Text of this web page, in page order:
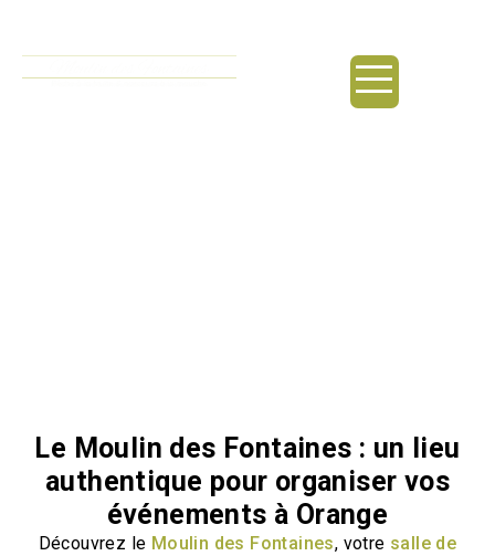
Le Moulin des Fontaines : un lieu
authentique pour organiser vos
événements à Orange
Découvrez le Moulin des Fontaines, votre salle de